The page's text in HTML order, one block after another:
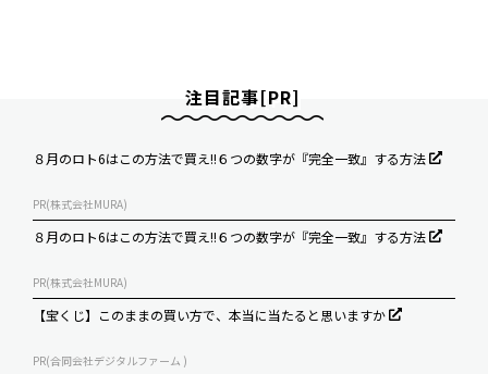
注目記事[PR]
８月のロト6はこの方法で買え!!６つの数字が『完全一致』する方法
PR(株式会社MURA)
８月のロト6はこの方法で買え!!６つの数字が『完全一致』する方法
PR(株式会社MURA)
【宝くじ】このままの買い方で、本当に当たると思いますか
PR(合同会社デジタルファーム )